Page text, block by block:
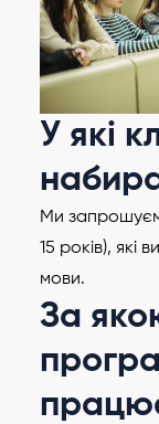
У які
Ми
15 років), які
мови.
За